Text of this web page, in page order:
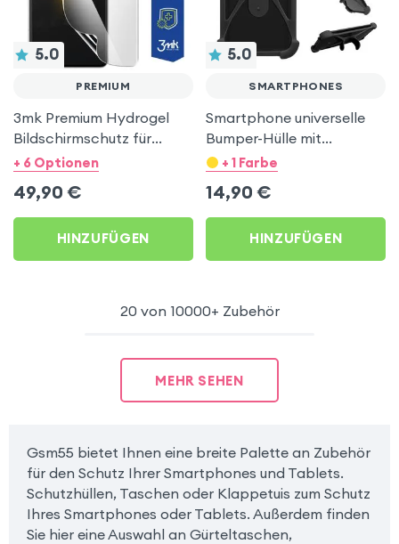
5.0
PREMIUM
3mk Premium Hydrogel
Bildschirmschutz für
Smartphone: Stoßfest +
Selbstregenerierend
+ 6 Optionen
49,90 €
HINZUFÜGEN
5.0
SMARTPHONES
Smartphone universelle
Bumper-Hülle mit
intergriertem Ständer –
+ 1 Farbe
14,90 €
HINZUFÜGEN
20 von 10000+ Zubehör
MEHR SEHEN
Gsm55 bietet Ihnen eine breite Palette an Zubehör
für den Schutz Ihrer Smartphones und Tablets.
Schutzhüllen, Taschen oder Klappetuis zum Schutz
Ihres Smartphones oder Tablets. Außerdem finden
Sie hier eine Auswahl an Gürteltaschen,